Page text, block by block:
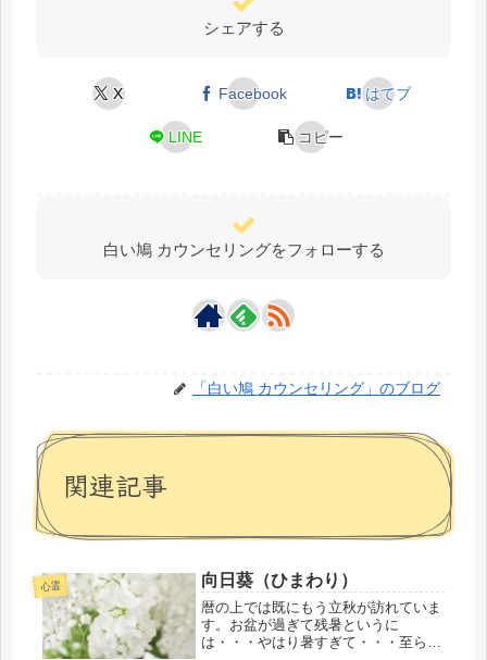
シェアする
X Facebook はてブ
LINE コピー
白い鳩 カウンセリングをフォローする
「白い鳩 カウンセリング」のブログ
関連記事
心霊 向日葵（ひまわり）
暦の上では既にもう立秋が訪れていま
す。お盆が過ぎて残暑というに
は・・・やはり暑すぎて・・・至らな